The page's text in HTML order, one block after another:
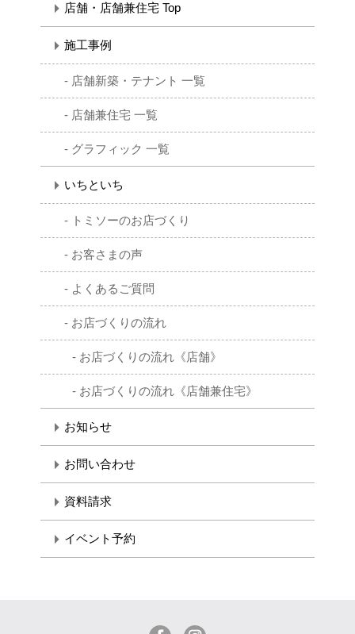
店舗・店舗兼住宅 Top
施工事例
店舗新築・テナント 一覧
店舗兼住宅 一覧
グラフィック 一覧
いちといち
トミソーのお店づくり
お客さまの声
よくあるご質問
お店づくりの流れ
お店づくりの流れ《店舗》
お店づくりの流れ《店舗兼住宅》
お知らせ
お問い合わせ
資料請求
イベント予約